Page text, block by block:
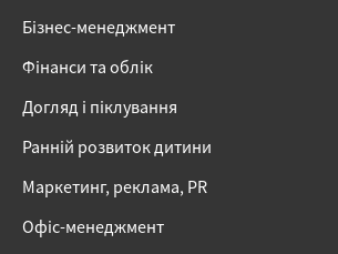
Бізнес-менеджмент
Фінанси та облік
Догляд і піклування
Ранній розвиток дитини
Маркетинг, реклама, PR
Офіс-менеджмент